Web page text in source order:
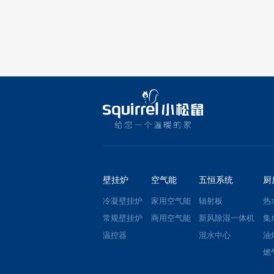
壁挂炉
冷凝壁挂炉
常规壁挂炉
温控器
空气能
家用空气能
商用空气能
五恒系统
辐射板
新风除湿一体机
混水中心
厨
热
集
油
燃